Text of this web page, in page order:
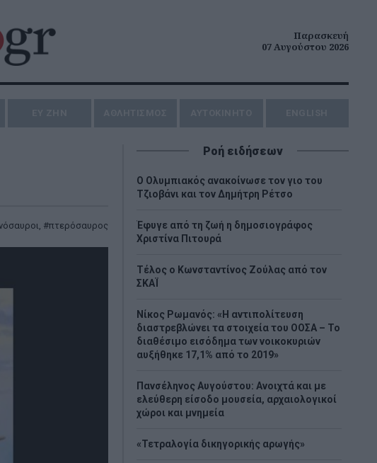
Παρασκευή
07 Αυγούστου 2026
, πτερόσαυρος
Ροή ειδήσεων
O Ολυμπιακός ανακοίνωσε τον γιο του
Τζιοβάνι και τον Δημήτρη Ρέτσο
Έφυγε από τη ζωή η δημοσιογράφος
Χριστίνα Πιτουρά
Τέλος ο Κωνσταντίνος Ζούλας από τον
ΣΚΑΪ
Νίκος Ρωμανός: «Η αντιπολίτευση
διαστρεβλώνει τα στοιχεία του ΟΟΣΑ – Το
διαθέσιμο εισόδημα των νοικοκυριών
αυξήθηκε 17,1% από το 2019»
Πανσέληνος Αυγούστου: Ανοιχτά και με
ελεύθερη είσοδο μουσεία, αρχαιολογικοί
χώροι και μνημεία
«Τετραλογία δικηγορικής αρωγής»